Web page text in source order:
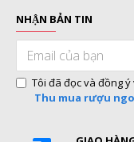
NHẬN BẢN TIN
Tôi đã đọc và đồng
Thu mua rượu